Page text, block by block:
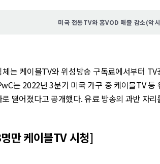
미국 전통TV와 홈VOD 매출 감소(악
는 케이블TV와 위성방송 구독료에서부터
는 2022년 3분기 미국 가구 중 케이블TV 등
떨어졌다고 공개했다. 유료 방송의 과반 자
만 케이블TV 시청]